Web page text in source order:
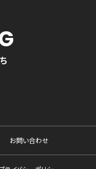
お問い合わせ